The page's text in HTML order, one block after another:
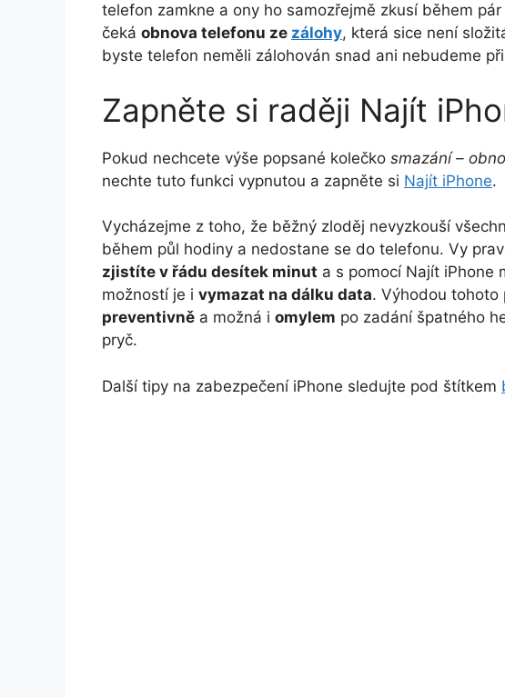
telefon zamkne a ony ho samozřejmě zkusí během pár
čeká obnova telefonu ze zálohy, která sice není
byste telefon neměli zálohován snad ani nebudeme
Zapněte si raději Najít
Pokud nechcete výše popsané kolečko smazání –
nechte tuto funkci vypnutou a zapněte si Najít iPhone.
Vycházejme z toho, že běžný zloděj nevyzkouší
během půl hodiny a nedostane se do telefonu. Vy
zjistíte v řádu desítek minut a s pomocí Najít iPhone
možností je i vymazat na dálku data. Výhodou tohoto
preventivně a možná i omylem po zadání špatného
pryč.
Další tipy na zabezpečení iPhone sledujte pod štítkem